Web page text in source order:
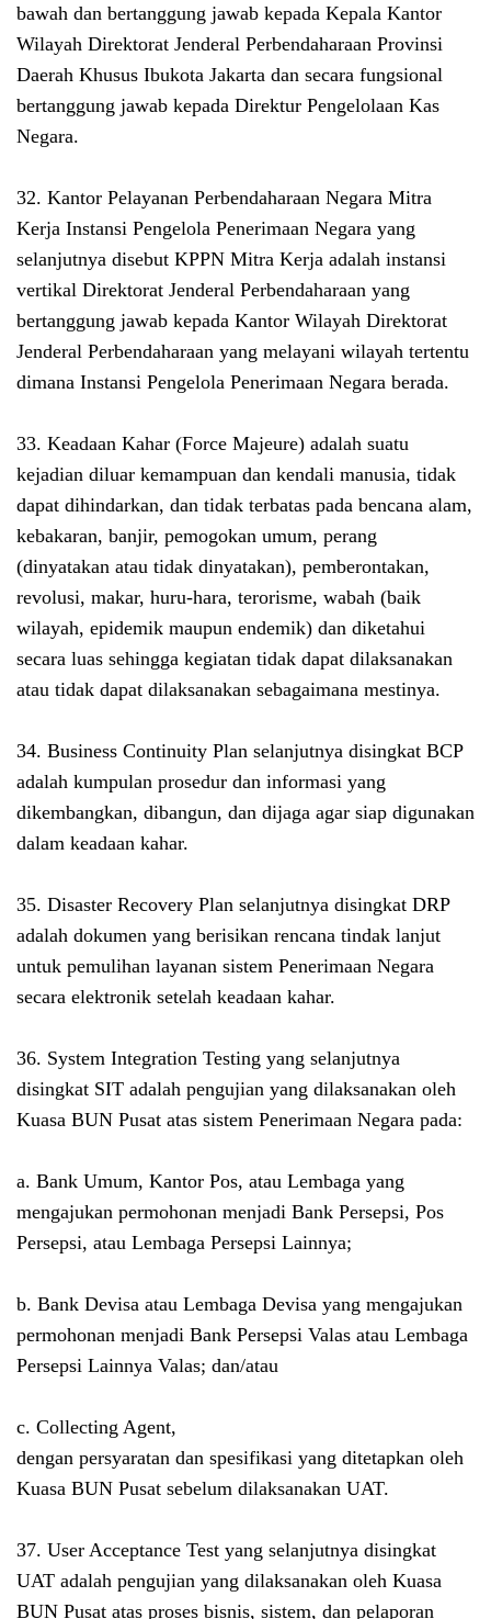
bawah dan bertanggung jawab kepada Kepala Kantor
Wilayah Direktorat Jenderal Perbendaharaan Provinsi
Daerah Khusus Ibukota Jakarta dan secara fungsional
bertanggung jawab kepada Direktur Pengelolaan Kas
Negara.
32. Kantor Pelayanan Perbendaharaan Negara Mitra
Kerja Instansi Pengelola Penerimaan Negara yang
selanjutnya disebut KPPN Mitra Kerja adalah instansi
vertikal Direktorat Jenderal Perbendaharaan yang
bertanggung jawab kepada Kantor Wilayah Direktorat
Jenderal Perbendaharaan yang melayani wilayah tertentu
dimana Instansi Pengelola Penerimaan Negara berada.
33. Keadaan Kahar (Force Majeure) adalah suatu
kejadian diluar kemampuan dan kendali manusia, tidak
dapat dihindarkan, dan tidak terbatas pada bencana alam,
kebakaran, banjir, pemogokan umum, perang
(dinyatakan atau tidak dinyatakan), pemberontakan,
revolusi, makar, huru-hara, terorisme, wabah (baik
wilayah, epidemik maupun endemik) dan diketahui
secara luas sehingga kegiatan tidak dapat dilaksanakan
atau tidak dapat dilaksanakan sebagaimana mestinya.
34. Business Continuity Plan selanjutnya disingkat BCP
adalah kumpulan prosedur dan informasi yang
dikembangkan, dibangun, dan dijaga agar siap digunakan
dalam keadaan kahar.
35. Disaster Recovery Plan selanjutnya disingkat DRP
adalah dokumen yang berisikan rencana tindak lanjut
untuk pemulihan layanan sistem Penerimaan Negara
secara elektronik setelah keadaan kahar.
36. System Integration Testing yang selanjutnya
disingkat SIT adalah pengujian yang dilaksanakan oleh
Kuasa BUN Pusat atas sistem Penerimaan Negara pada:
a. Bank Umum, Kantor Pos, atau Lembaga yang
mengajukan permohonan menjadi Bank Persepsi, Pos
Persepsi, atau Lembaga Persepsi Lainnya;
b. Bank Devisa atau Lembaga Devisa yang mengajukan
permohonan menjadi Bank Persepsi Valas atau Lembaga
Persepsi Lainnya Valas; dan/atau
c. Collecting Agent,
dengan persyaratan dan spesifikasi yang ditetapkan oleh
Kuasa BUN Pusat sebelum dilaksanakan UAT.
37. User Acceptance Test yang selanjutnya disingkat
UAT adalah pengujian yang dilaksanakan oleh Kuasa
BUN Pusat atas proses bisnis, sistem, dan pelaporan